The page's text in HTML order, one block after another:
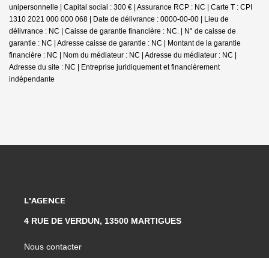
unipersonnelle | Capital social : 300 € | Assurance RCP : NC | Carte T : CPI
1310 2021 000 000 068 | Date de délivrance : 0000-00-00 | Lieu de
délivrance : NC | Caisse de garantie financière : NC. | N° de caisse de
garantie : NC | Adresse caisse de garantie : NC | Montant de la garantie
financière : NC | Nom du médiateur : NC | Adresse du médiateur : NC |
Adresse du site : NC | Entreprise juridiquement et financièrement
indépendante
L'AGENCE
4 RUE DE VERDUN, 13500 MARTIGUES
Nous contacter